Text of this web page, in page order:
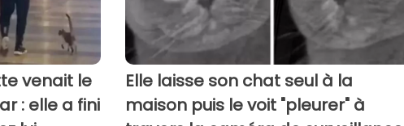
venait le
: elle a fini
Elle laisse son chat seul à la
maison puis le voit "pleurer" à